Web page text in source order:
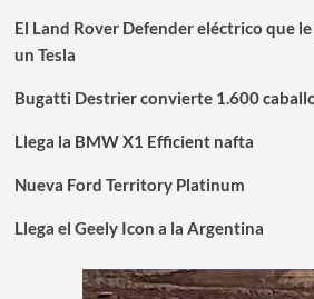
El Land Rover Defender eléctrico que
un Tesla
Bugatti Destrier convierte 1.600
Llega la BMW X1 Efficient nafta
Nueva Ford Territory Platinum
Llega el Geely Icon a la Argentina